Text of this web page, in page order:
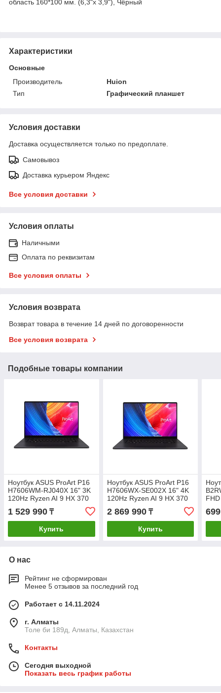
область 160*100 мм. (6,3"х 3,9"), Чёрный
Характеристики
Основные
Производитель
Huion
Тип
Графический планшет
Условия доставки
Доставка осуществляется только по предоплате.
Самовывоз
Доставка курьером Яндекс
Все условия доставки
Условия оплаты
Наличными
Оплата по реквизитам
Все условия оплаты
Условия возврата
Возврат товара в течение 14 дней по договоренности
Все условия возврата
Подобные товары компании
Ноутбук ASUS ProArt P16
H7606WM-RJ040X 16" 3K
120Hz Ryzen AI 9 HX 370
32GB 2TB RTX5060 Win
11 Pro
1 529 990 ₸
Купить
Ноутбук ASUS ProArt P16
H7606WX-SE002X 16" 4K
120Hz Ryzen AI 9 HX 370
64GB 2TB RTX5090 Win
11 Pro
2 869 990₸
Купить
DOS
О нас
Рейтинг не сформирован
Менее 5 отзывов за последний год
Работает с 14.11.2024
г. Алматы
Толе би 189д, Алматы, Казахстан
Контакты
Сегодня выходной
Показать весь график работы